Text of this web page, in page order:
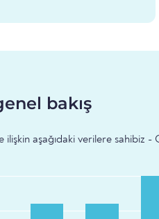
bakış
ilişkin aşağıdaki verilere sahibiz